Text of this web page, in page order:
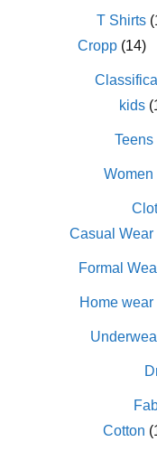
T Shirts
Cropp (14)
kids
Teens
Women
Casual Wear
Formal
Home wear
Cotton